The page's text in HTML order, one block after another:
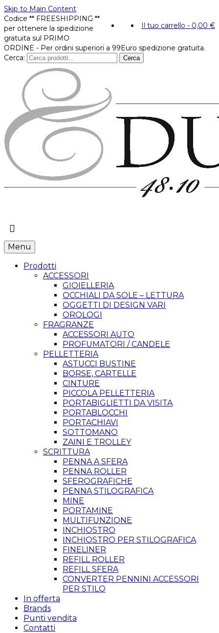
Skip to Main Content
Il tuo carrello - 0,00 €
Codice ** FREESHIPPING **
per ottenere la spedizione
gratuita sul PRIMO
ORDINE - Per ordini superiori a 99Euro spedizione gratuita.
Cerca:
Cerca
Menu
Prodotti
ACCESSORI
GIOIELLERIA
OCCHIALI DA SOLE – LETTURA
OGGETTI DI DESIGN VARI
OROLOGI
FRAGRANZE
ACCESSORI AUTO
PROFUMATORI / CANDELE
PELLETTERIA
ASTUCCI BUSTINE
BORSE, CARTELLE
CINTURE
PICCOLA PELLETTERIA
PORTABIGLIETTI DA VISITA
PORTABLOCCHI
PORTACHIAVI
SOTTOMANO
ZAINI E TROLLEY
SCRITTURA
PENNA A SFERA
PENNA ROLLER
SFEROGRAFICHE
PENNA STILOGRAFICA
MINE
PORTAMINE
MULTIFUNZIONE
INCHIOSTRO
INCHIOSTRO PER STILOGRAFICA
FINELINER
REFILL ROLLER
REFILL SFERA
CONVERTER PENNINI ACCESSORI
PER STILO
In offerta
Brands
Punti vendita
Contatti